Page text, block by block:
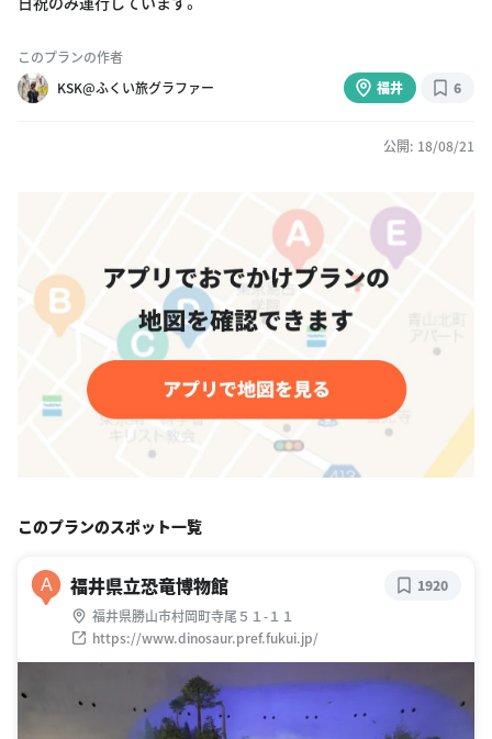
このプランの作者
KSK@ふくい旅グラファー
福井 6
公開: 18/08/21
このプランのスポット一覧
A 福井県立恐竜博物館
福井県勝山市村岡町寺尾５１-１１
https://www.dinosaur.pref.fukui.jp/
1920